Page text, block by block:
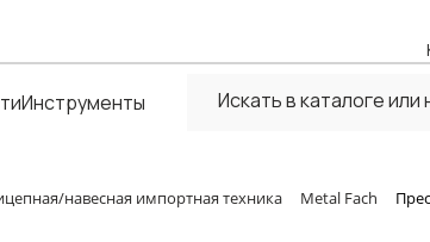
Инструменты
навесная импортная техника Metal Fach